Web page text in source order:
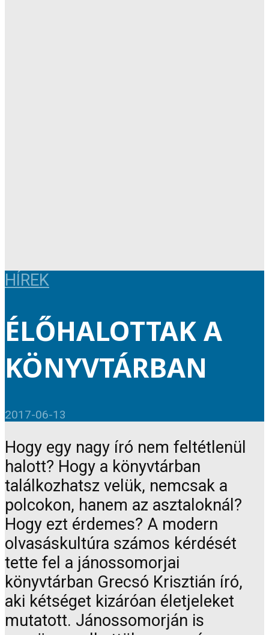
HÍREK
ÉLŐHALOTTAK A
KÖNYVTÁRBAN
2017-06-13
Hogy egy nagy író nem feltétlenül
halott? Hogy a könyvtárban
találkozhatsz velük, nemcsak a
polcokon, hanem az asztaloknál?
Hogy ezt érdemes? A modern
olvasáskultúra számos kérdését
tette fel a jánossomorjai
könyvtárban Grecsó Krisztián író,
aki kétséget kizáróan életjeleket
mutatott. Jánossomorján is